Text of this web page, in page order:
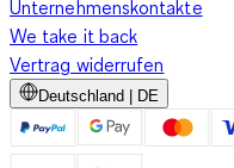
Unternehmenskontakte
We take it back
Vertrag widerrufen
Deutschland | DE